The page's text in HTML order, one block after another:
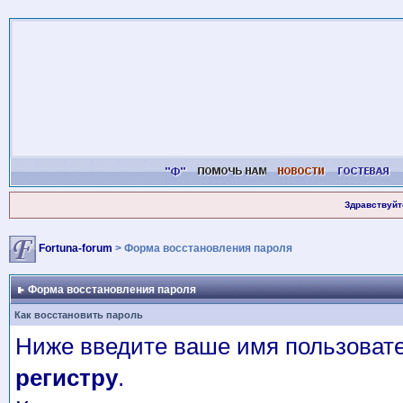
Fortuna-forum > Форма восстановления пароля
Форма восстановления пароля
Как восстановить пароль
Ниже введите ваше имя
регистру.